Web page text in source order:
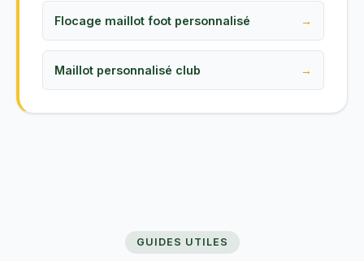
Flocage maillot foot personnalisé
Maillot personnalisé club
GUIDES UTILES